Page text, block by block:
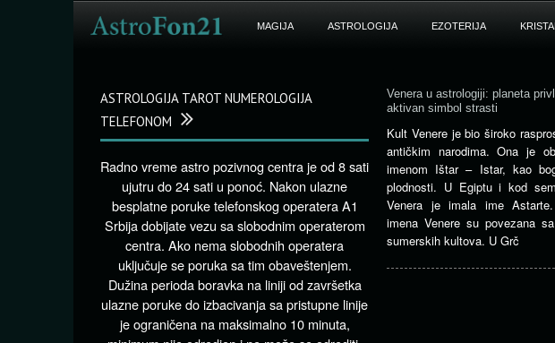
MAGIJA ASTROLOGIJA EZOTERIJA
Venera u astrologiji: planeta
aktivan simbol strasti
Kult Venere je bio široko
antičkim narodima. Ona je
imenom Ištar – Istar, kao
plodnosti. U Egiptu i kod
Venera je imala ime
imena Venere su povezana
sumerskih kultova. U Grč
ASTROLOGIJA TAROT NUMEROLOGIJA
TELEFONOM
Radno vreme astro pozivnog centra je od 8 sati
ujutru do 24 sati u ponoć. Nakon ulazne
besplatne poruke telefonskog operatera A1
Srbija dobijate vezu sa slobodnim operaterom
centra. Ako nema slobodnih operatera
uključuje se poruka sa tim obaveštenjem.
Dužina perioda boravka na liniji od završetka
ulazne poruke do izbacivanja sa pristupne linije
je ograničena na maksimalno 10 minuta,